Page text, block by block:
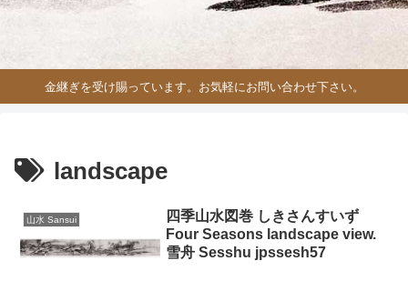
金継ぎを受け賜っています。お気軽にお問い合わせ下さい。
landscape
山水 Sansui
四季山水図巻 しきさんすいず
Four Seasons landscape view.
雪舟 Sesshu jpssesh57